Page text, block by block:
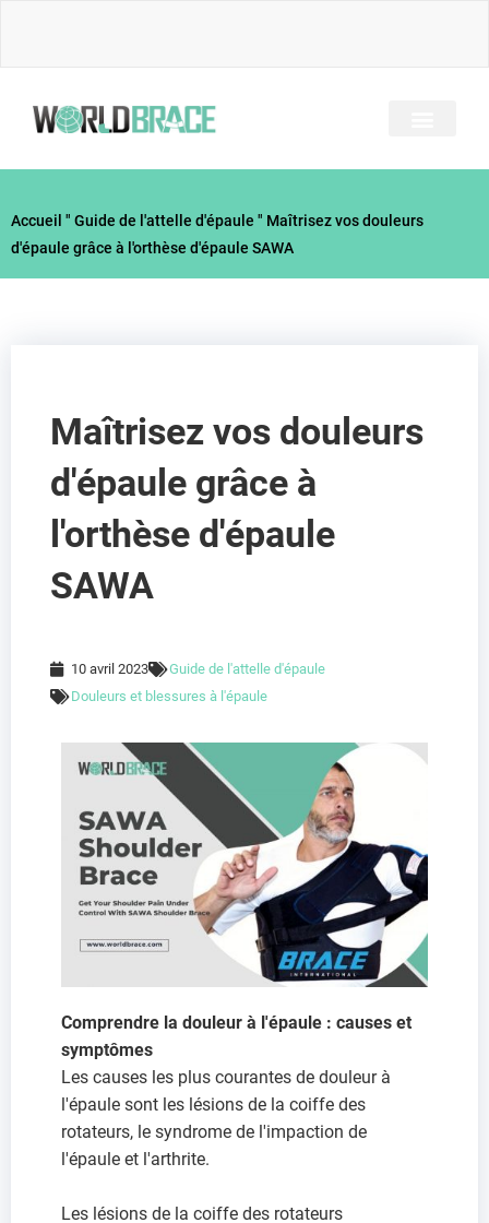
Accueil " Guide de l'attelle d'épaule " Maîtrisez vos douleurs
d'épaule grâce à l'orthèse d'épaule SAWA
Maîtrisez vos douleurs
d'épaule grâce à
l'orthèse d'épaule
SAWA
10 avril 2023
Guide de l'attelle d'épaule
Douleurs et blessures à l'épaule
Comprendre la douleur à l'épaule : causes et
symptômes
Les causes les plus courantes de douleur à
l'épaule sont les lésions de la coiffe des
rotateurs, le syndrome de l'impaction de
l'épaule et l'arthrite.
Les lésions de la coiffe des rotateurs